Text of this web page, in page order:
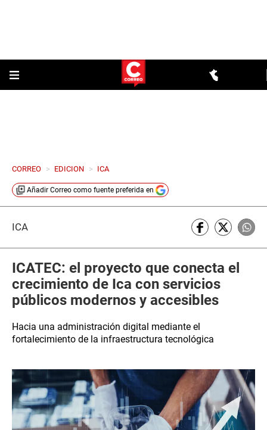
CORREO > EDICION > ICA
Añadir Correo como fuente preferida en
ICA
ICATEC: el proyecto que conecta el
crecimiento de Ica con servicios
públicos modernos y accesibles
Hacia una administración digital mediante el
fortalecimiento de la infraestructura tecnológica